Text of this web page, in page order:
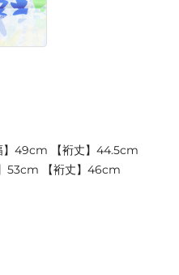
】49cm 【裄丈】44.5cm
53cm 【裄丈】46cm